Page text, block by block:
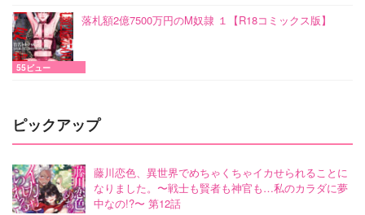
落札額2億7500万円のM奴隷 １【R18コミックス版】
55ビュー
ピックアップ
藤川恋色、異世界でめちゃくちゃイカせられることに
なりました。〜戦士も賢者も神官も…私のカラダに夢
中なの!?〜 第12話